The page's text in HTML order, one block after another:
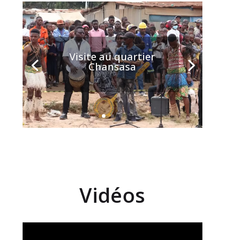
Visite au quartier
Chansasa
Vidéos